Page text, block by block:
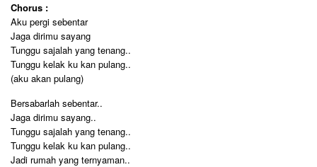
Chorus :
Aku pergi sebentar
Jaga dirimu sayang
Tunggu sajalah yang tenang..
Tunggu kelak ku kan pulang..
(aku akan pulang)
Bersabarlah sebentar..
Jaga dirimu sayang..
Tunggu sajalah yang tenang..
Tunggu kelak ku kan pulang..
Jadi rumah yang ternyaman..